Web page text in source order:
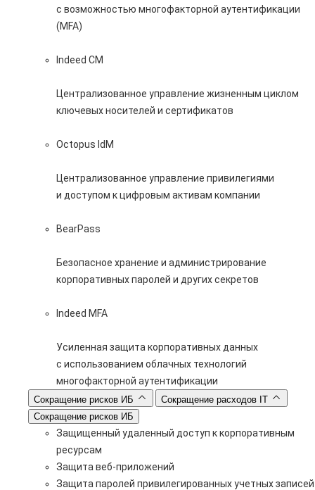
с возможностью многофакторной аутентификации
(MFA)
Indeed CM
Централизованное управление жизненным циклом
ключевых носителей и сертификатов
Octopus IdM
Централизованное управление привилегиями
и доступом к цифровым активам компании
BearPass
Безопасное хранение и администрирование
корпоративных паролей и других секретов
Indeed MFA
Усиленная защита корпоративных данных
с использованием облачных технологий
многофакторной аутентификации
Сокращение рисков ИБ
Сокращение расходов IT
Сокращение рисков ИБ
Защищенный удаленный доступ к корпоративным
ресурсам
Защита веб-приложений
Защита паролей привилегированных учетных записей